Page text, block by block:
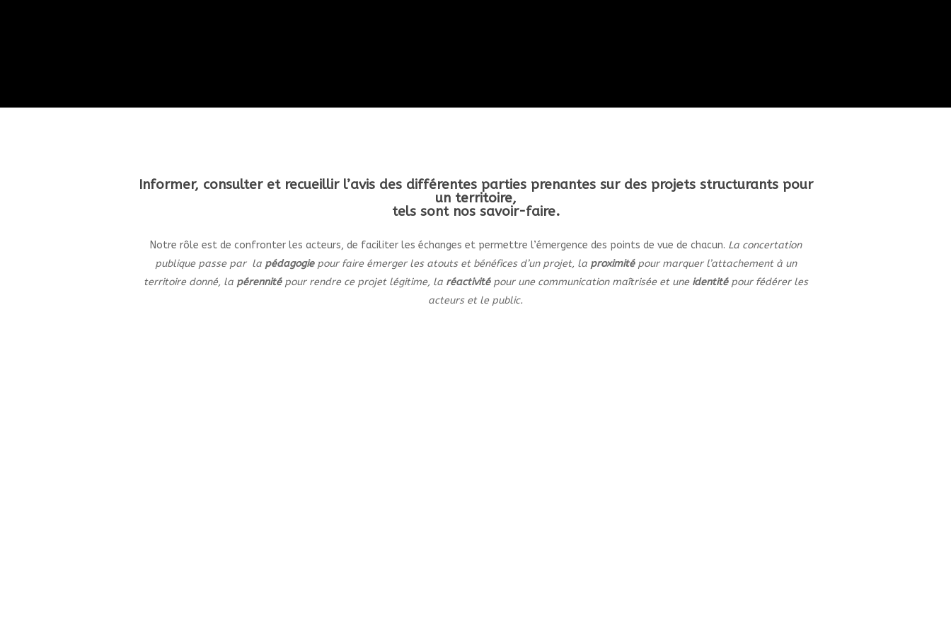
Informer, consulter et recueillir l’avis des différentes parties prenantes sur des projets structurants pour
un territoire,
tels sont nos savoir-faire.
Notre rôle est de confronter les acteurs, de faciliter les échanges et permettre l’émergence des points de vue de chacun. La concertation
publique passe par la pédagogiepour faire émerger les atouts et bénéfices d’un projet, la proximitépour marquer l’attachement à un
territoire donné, la pérennitépour rendre ce projet légitime, la réactivitépour une communication maîtrisée et une identitépour fédérer les
acteurs et le public.